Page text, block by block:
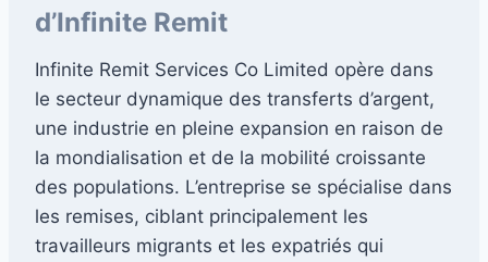
d’Infinite Remit
Infinite Remit Services Co Limited opère dans
le secteur dynamique des transferts d’argent,
une industrie en pleine expansion en raison de
la mondialisation et de la mobilité croissante
des populations. L’entreprise se spécialise dans
les remises, ciblant principalement les
travailleurs migrants et les expatriés qui